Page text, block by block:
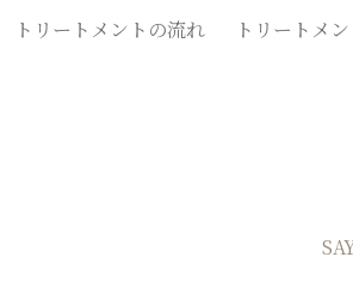
トリートメントの流れ トリートメ